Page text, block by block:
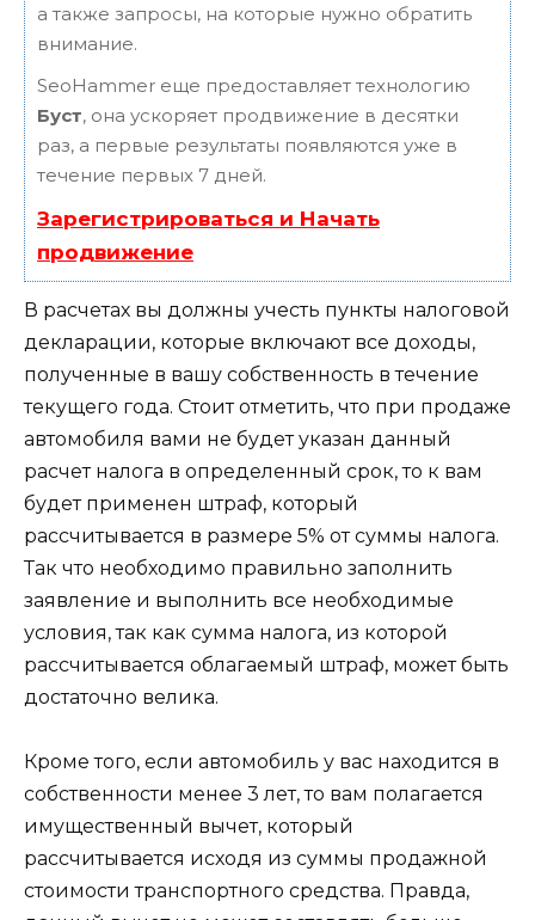
а также запросы, на которые нужно обратить
внимание.
SeoHammer еще предоставляет технологию
Буст, она ускоряет продвижение в десятки
раз, а первые результаты появляются уже в
течение первых 7 дней.
Зарегистрироваться и Начать
продвижение
В расчетах вы должны учесть пункты налоговой
декларации, которые включают все доходы,
полученные в вашу собственность в течение
текущего года. Стоит отметить, что при продаже
автомобиля вами не будет указан данный
расчет налога в определенный срок, то к вам
будет применен штраф, который
рассчитывается в размере 5% от суммы налога.
Так что необходимо правильно заполнить
заявление и выполнить все необходимые
условия, так как сумма налога, из которой
рассчитывается облагаемый штраф, может быть
достаточно велика.
Кроме того, если автомобиль у вас находится в
собственности менее 3 лет, то вам полагается
имущественный вычет, который
рассчитывается исходя из суммы продажной
стоимости транспортного средства. Правда,